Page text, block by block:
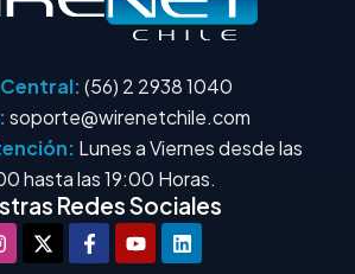
(56) 2 2938 1040
soporte@wirenetchile.com
Lunes a Viernes desde las
hasta las 19:00 Horas.
Redes Sociales